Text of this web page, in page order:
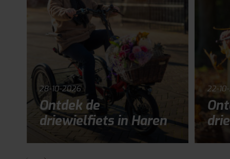
28-10-2026
Ontdek de
driewielfiets in Haren
22-